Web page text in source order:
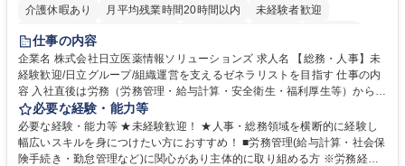
介護休暇あり
月平均残業時間20時間以内
未経験者歓迎
住宅手当あり
育休あり
完全週休2日制 交通費支給 土日祝休み 寮・社宅あり
仕事の内容
企業名 株式会社日立医薬情報ソリューションズ 求人名 【総務・人事】未
経験歓迎/日立グループ/組織運営を支えるゼネラリストを目指す 仕事の内
容 入社直後は労務（労務管理・給与計算・安全衛生・福利厚生等）からお
任せいたします。将来は総務・採用・教育業務へ守備範囲を広げ、組織運
営を支えるゼネラリストをめざせます。 ・初期業務：労働時間管理、給与
計算、社会保険対応、福利厚生管理、安全衛生、健康経営推進等をお任せ
します。ご経験に応じて、休職者管理など、幅広く経験を積んでいただき
必要な経験・能力等
必要な経験・能力等 ★未経験歓迎！ ★人事・総務領域を横断的に経験し
幅広いスキルを身につけたい方におすすめ！ ■労務管理(給与計算・社会保
険手続き・勤怠管理など)に関心があり主体的に取り組める方 ※労務経験